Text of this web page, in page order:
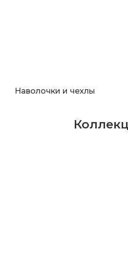
Наволочки и чехлы